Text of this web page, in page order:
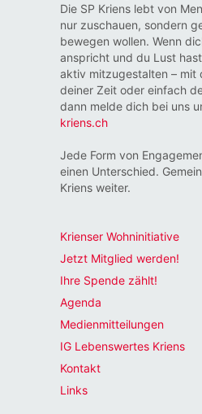
Die SP Kriens lebt von
nur zuschauen, sondern
bewegen wollen. Wenn
anspricht und du Lust
aktiv mitzugestalten – mit
deiner Zeit oder einfach
dann melde dich bei uns
kriens.ch
Jede Form von
einen Unterschied.
Kriens weiter.
Krienser Wohninitiative
Jetzt Mitglied werden!
Ihre Spende zählt!
Agenda
Medienmitteilungen
IG Lebenswertes Kriens
Kontakt
Links